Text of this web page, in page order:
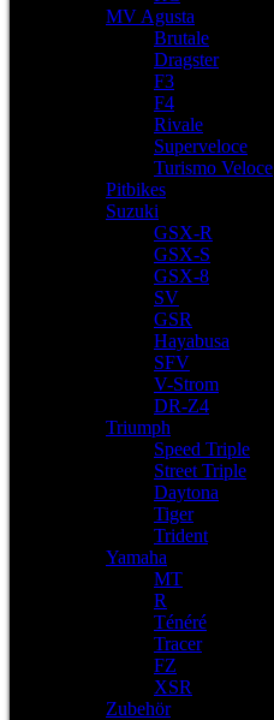
MV Agusta
Brutale
Dragster
F3
F4
Rivale
Superveloce
Turismo Veloce
Pitbikes
Suzuki
GSX-R
GSX-S
GSX-8
SV
GSR
Hayabusa
SFV
V-Strom
DR-Z4
Triumph
Speed Triple
Street Triple
Daytona
Tiger
Trident
Yamaha
MT
R
Ténéré
Tracer
FZ
XSR
Zubehör